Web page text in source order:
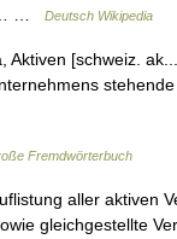
…
Deutsch Wikipedia
[schweiz.
Fremdwörterbuch
aller aktiven
gleichgestellte